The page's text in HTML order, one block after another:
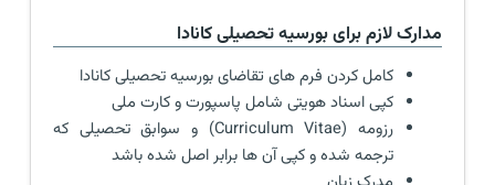
مدارک لازم برای بورسیه تحصیلی کانادا
کامل کردن فرم های تقاضای بورسیه تحصیلی کانادا
کپی اسناد هویتی شامل پاسپورت و کارت ملی
رزومه (Curriculum Vitae) و سوابق تحصیلی که
ترجمه شده و کپی آن ها برابر اصل شده باشد